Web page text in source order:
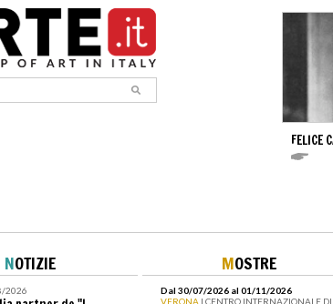
FELICE
NOTIZIE
2026
MOSTRE
Dal 30/07/2026 al 01/11/2026
VERONA | CENTRO INTERNAZIONALE DI